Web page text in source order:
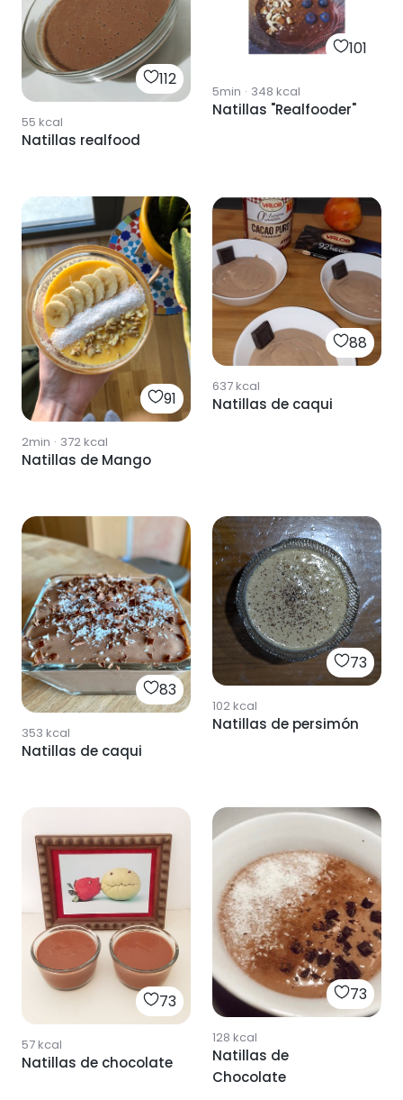
112
55 kcal
Natillas realfood
101
5min · 348 kcal
Natillas "Realfooder"
91
2min · 372kcal
Natillas de Mango
88
637kcal
Natillas de caqui
83
353 kcal
Natillas de caqui
73
102kcal
Natillas de persimón
73
57kcal
Natillas de chocolate
73
128 kcal
Natillas de
Chocolate